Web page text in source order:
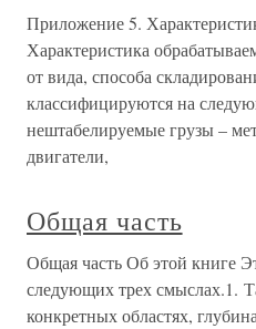
Приложение 5.
Характеристика
от вида, способа
классифицируются на
нештабелируемые грузы –
двигатели,
Общая часть
Общая часть Об этой книге
следующих трех смыслах.1.
конкретных областях,